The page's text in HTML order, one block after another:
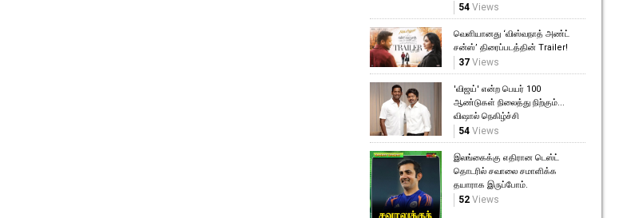
54 Views
வெளியானது ‘விஸ்வநாத் அண்ட்
சன்ஸ்’ திரைப்படத்தின் Trailer!
37 Views
'விஜய்' என்ற பெயர் 100
ஆண்டுகள் நிலைத்து நிற்கும்...
விஷால் நெகிழ்ச்சி
54 Views
இலங்கைக்கு எதிரான டெஸ்ட்
தொடரில் சவாலை சமாளிக்க
தயாராக இருப்போம்.
52 Views